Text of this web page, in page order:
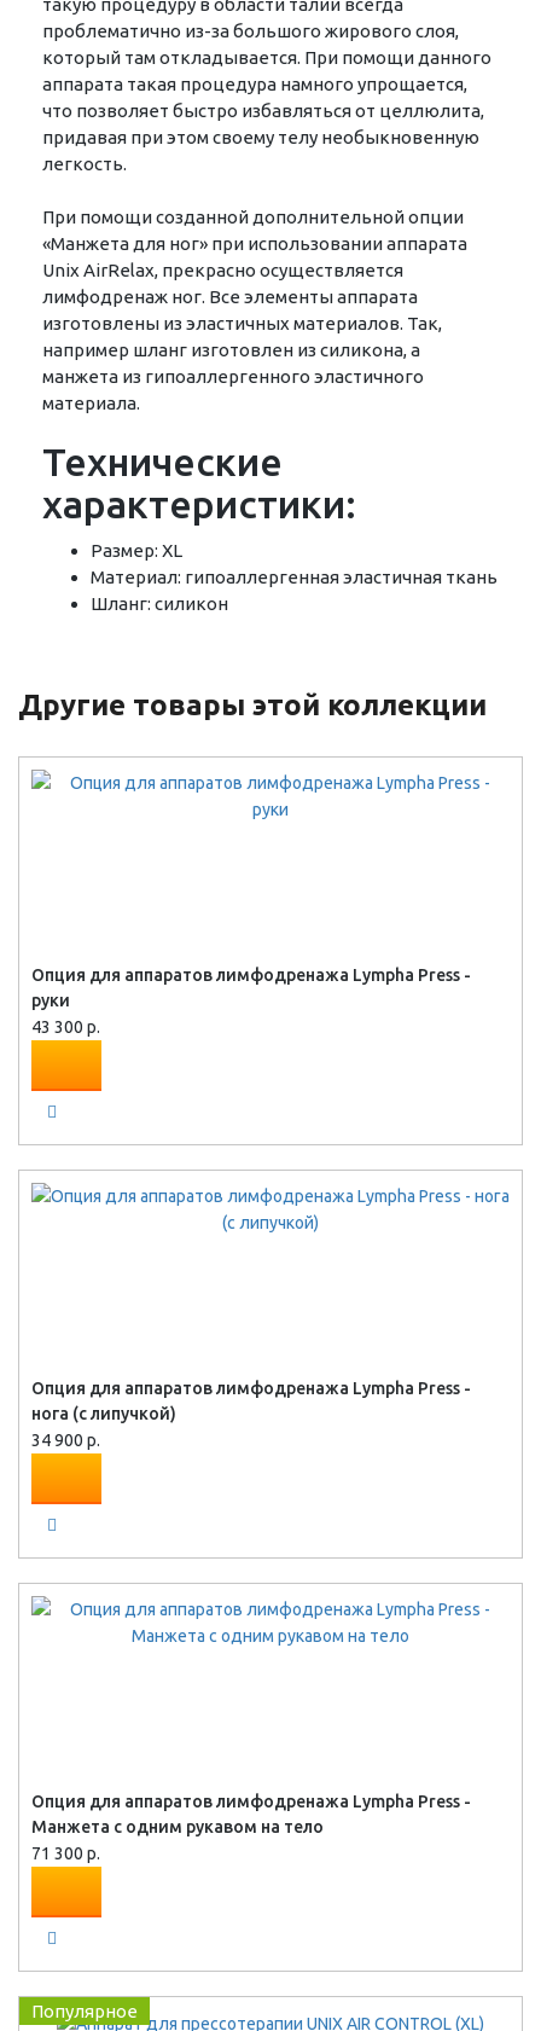
такую процедуру в области талии всегда
проблематично из-за большого жирового слоя,
который там откладывается. При помощи данного
аппарата такая процедура намного упрощается,
что позволяет быстро избавляться от целлюлита,
придавая при этом своему телу необыкновенную
легкость.
При помощи созданной дополнительной опции
«Манжета для ног» при использовании аппарата
Unix AirRelax, прекрасно осуществляется
лимфодренаж ног. Все элементы аппарата
изготовлены из эластичных материалов. Так,
например шланг изготовлен из силикона, а
манжета из гипоаллергенного эластичного
материала.
Технические
характеристики:
Размер: XL
Материал: гипоаллергенная эластичная ткань
Шланг: силикон
Другие товары этой коллекции
Опция для аппаратов лимфодренажа Lympha Press -
руки
43 300 р.
Опция для аппаратов лимфодренажа Lympha Press -
нога (с липучкой)
34 900 р.
Опция для аппаратов лимфодренажа Lympha Press -
Манжета с одним рукавом на тело
71 300 р.
Популярное